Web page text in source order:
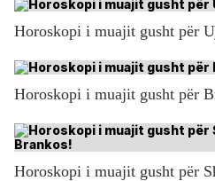
Horoskopi i muajit gusht për
Horoskopi i muajit gusht për
Horoskopi i muajit gusht për